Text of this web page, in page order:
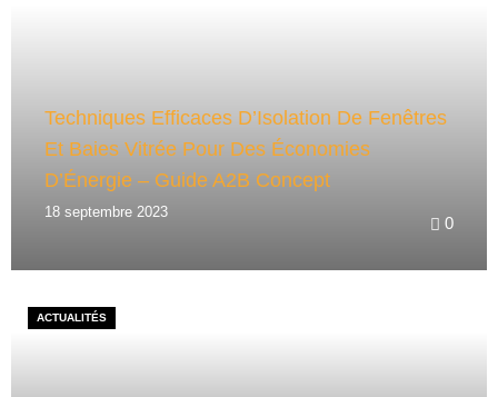
Techniques Efficaces D’Isolation De Fenêtres
Et Baies Vitrée Pour Des Économies
D’Énergie – Guide A2B Concept
18 septembre 2023
0
ACTUALITÉS